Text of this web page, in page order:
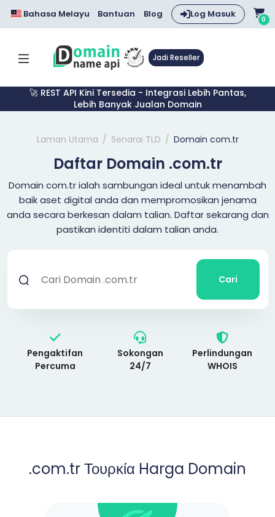
Bahasa Melayu Bantuan Blog Log Masuk 0
Jadi Reseller
🚀 REST API Kini Tersedia - Integrasi Lebih Pantas,
Lebih Banyak Jualan Domain
Laman Utama Senarai TLD Domain com.tr
Daftar Domain .com.tr
Domain com.tr ialah sambungan ideal untuk menambah
baik aset digital anda dan mempromosikan jenama
anda secara berkesan dalam talian. Daftar sekarang dan
pastikan identiti dalam talian anda.
Cari
Pengaktifan
Percuma
Sokongan
24/7
Perlindungan
WHOIS
.com.tr Τουρκία Harga Domain